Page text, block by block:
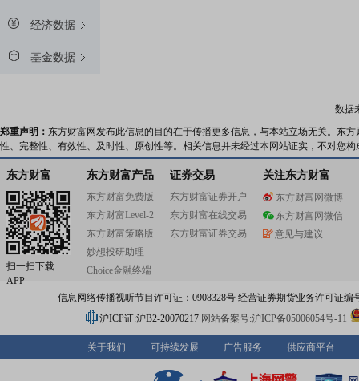
经济数据
基金数据
数据
郑重声明： 东方财富网发布此信息的目的在于传播更多信息，与本站立场无关。东
性、完整性、有效性、及时性、原创性等。相关信息并未经过本网站证实，不对您
东方财富
扫一扫下载
APP
东方财富产品
东方财富免费版
东方财富Level-2
东方财富策略版
妙想投研助理
Choice金融终端
证券交易
东方财富证券开户
东方财富在线交易
东方财富证券交易
关注东方财富
东方财富网微博
东方财富网微信
意见与建议
信息网络传播视听节目许可证：0908328号 经营证券期货业务许可证编
沪ICP证:沪B2-20070217 网站备案号:沪ICP备05006054号-11
关于我们 可持续发展 广告服务 供应商平台